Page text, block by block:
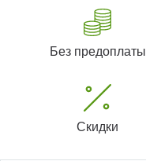
Без предоплаты
Скидки